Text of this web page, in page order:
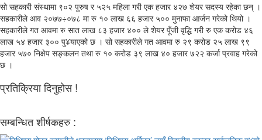
सो सहकारी संस्थामा ९०२ पुरुष र ५२५ महिला गरी एक हजार ४२७ शेयर सदस्य रहेका छन् ।
सहकारीले आव २०७७÷०७८ मा रु १० लाख ६६ हजार ५०० मुनाफा आर्जन गरेको थियो ।
सहकारीले गत आवमा रु सात लाख ८३ हजार ४०० ले शेयर पूँजी वृद्धि गरी रु एक करोड ४६
लाख ५४ हजार ३०० पु¥याएको छ । सो सहकारीले गत आवमा रु २९ करोड २५ लाख ९९
हजार ५७० निक्षेप सङ्कलन तथा रु १० करोड ३९ लाख ४० हजार ७२२ कर्जा प्रवाह गरेको
छ ।
प्रतिक्रिया दिनुहोस !
सम्बन्धित शीर्षकहरु :